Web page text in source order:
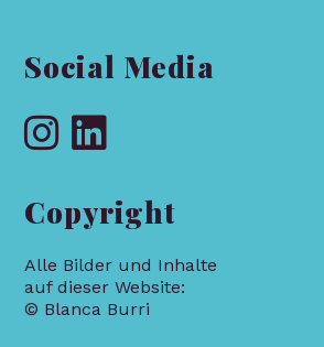
Social Media
Copyright
Alle Bilder und Inhalte
auf dieser Website:
© Blanca Burri